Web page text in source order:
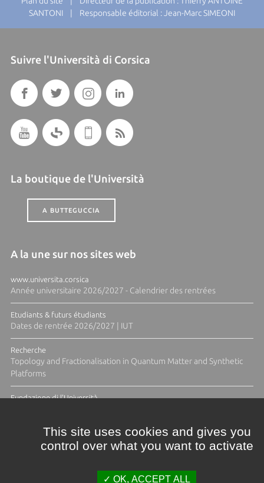
SANTONI | Responsable éditorial : Jean-Marc SIMEONI
Suivre l'Università di Corsica
La boutique de l'Università
A BUTTEGUCCIA
A la une sur nos sites web
www.universita.corsica
Année universitaire 2026/2027 - Calendrier des rentrées
Etudiants & futurs étudiants
Dates de rentrée 2026/2027 | IUT
Recherche
Topology and Fractionalisation in Quantum Matter and Synthetic
Platforms
Fundazione di l'Università
This site uses cookies and gives you
control over what you want to activate
OK, ACCEPT ALL